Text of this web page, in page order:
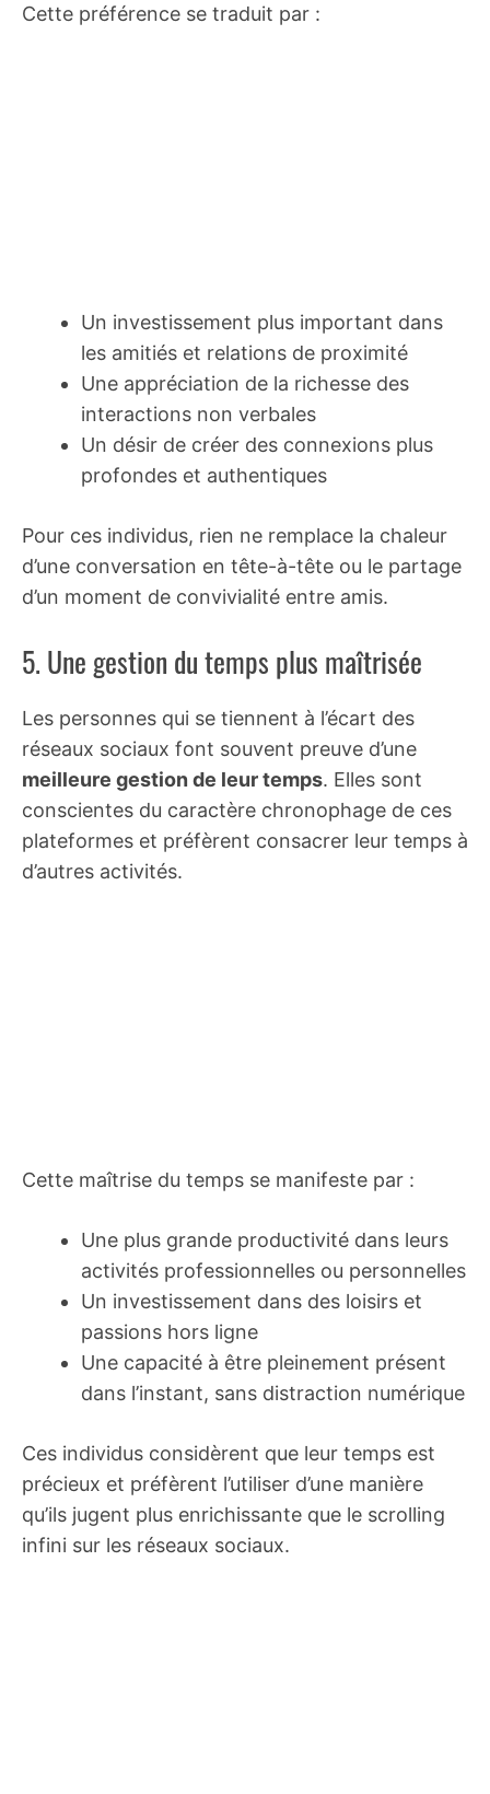
Cette préférence se traduit par :
Un investissement plus important dans
les amitiés et relations de proximité
Une appréciation de la richesse des
interactions non verbales
Un désir de créer des connexions plus
profondes et authentiques
Pour ces individus, rien ne remplace la chaleur
d’une conversation en tête-à-tête ou le partage
d’un moment de convivialité entre amis.
5. Une gestion du temps plus maîtrisée
Les personnes qui se tiennent à l’écart des
réseaux sociaux font souvent preuve d’une
meilleure gestion de leur temps. Elles sont
conscientes du caractère chronophage de ces
plateformes et préfèrent consacrer leur temps à
d’autres activités.
Cette maîtrise du temps se manifeste par :
Une plus grande productivité dans leurs
activités professionnelles ou personnelles
Un investissement dans des loisirs et
passions hors ligne
Une capacité à être pleinement présent
dans l’instant, sans distraction numérique
Ces individus considèrent que leur temps est
précieux et préfèrent l’utiliser d’une manière
qu’ils jugent plus enrichissante que le scrolling
infini sur les réseaux sociaux.